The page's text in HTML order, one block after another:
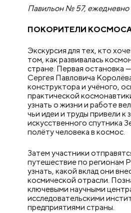
Павильон № 57, ежедневно
ПОКОРИТЕЛИ КОСМОСА
Экскурсия для тех, кто
том, как развивалась
стране. Первая остановка
Сергея Павловича
конструктора и учёного,
практической
узнать о жизни и работе
чьи идеи и труды привели к
искусственного спутника
полёту человека в космос.
Затем участники
путешествие по регионам
узнать, какой вклад они
космической отрасли.
ключевыми научными
исследовательскими
предприятиями страны.